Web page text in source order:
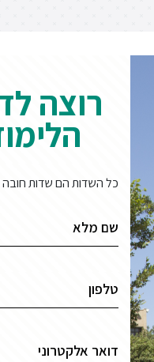
רוצה
כל השדות הם שדות חובה